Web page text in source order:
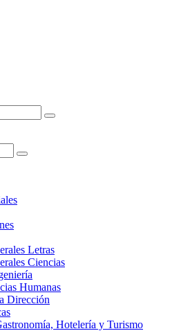
Letras
Ciencias
Humanas
Dirección
Hotelería y Turismo